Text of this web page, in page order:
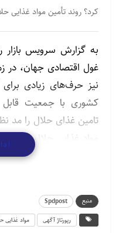
کرد؟ روند تأمین مواد غذایی
به گزارش سرویس بازار
غول اقتصادی جهان، در
نیز حرف‌های زیادی
کشوری با جمعیت قابل
تامین غذای حلال را مد
مواد غذایی حلال از
روند، با وجود
از چین اطمینان کرد؟
چه آینده‌ای را رقم خواهد
منبع
Spdpost
رپورتاژ آگهی
مواد غذایی